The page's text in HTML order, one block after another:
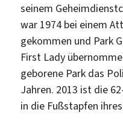
seinem
war 1974 bei einem
gekommen und Park
First Lady
geborene Park das
Jahren. 2013 ist die
in die Fußstapfen